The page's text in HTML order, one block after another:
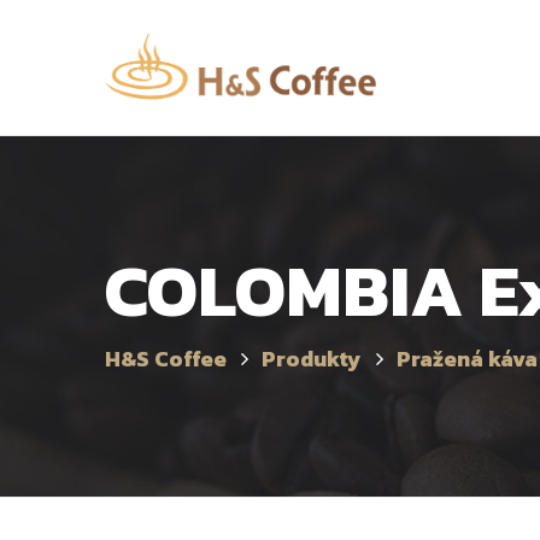
COLOMBIA
H&S Coffee Produkty Pražená káva